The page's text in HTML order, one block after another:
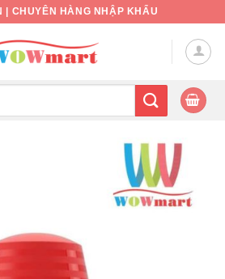
| CHUYÊN HÀNG NHẬP KHẨU